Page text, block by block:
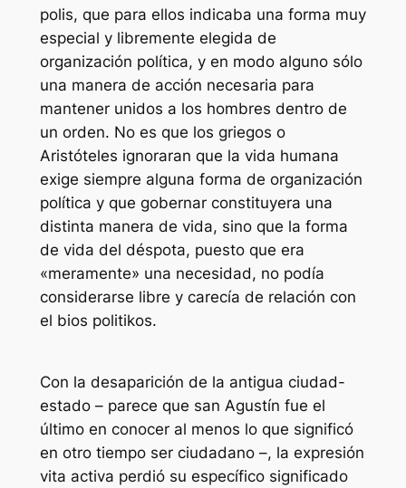
polis, que para ellos indicaba una forma muy
especial y libremente elegida de
organización política, y en modo alguno sólo
una manera de acción necesaria para
mantener unidos a los hombres dentro de
un orden. No es que los griegos o
Aristóteles ignoraran que la vida humana
exige siempre alguna forma de organización
política y que gobernar constituyera una
distinta manera de vida, sino que la forma
de vida del déspota, puesto que era
«meramente» una necesidad, no podía
considerarse libre y carecía de relación con
el bios politikos.
Con la desaparición de la antigua ciudad-
estado – parece que san Agustín fue el
último en conocer al menos lo que significó
en otro tiempo ser ciudadano –, la expresión
vita activa perdió su específico significado